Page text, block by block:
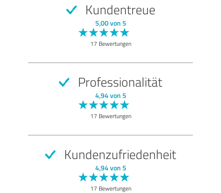
Kundentreue
5,00 von 5
17 Bewertungen
Professionalität
4,94 von 5
17 Bewertungen
Kundenzufriedenheit
4,94 von 5
17 Bewertungen